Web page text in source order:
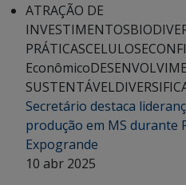
ATRAÇÃO DE
INVESTIMENTOS
PRÁTICASCELULOSE
Econômico
SUSTENTÁVEL
Secretário destaca
produção em MS durante
Expogrande
10 abr 2025